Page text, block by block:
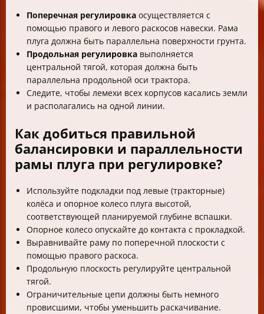
Поперечная регулировка осуществляется с
помощью правого и левого раскосов навески. Рама
плуга должна быть параллельна поверхности грунта.
Продольная регулировка выполняется
центральной тягой, которая должна быть
параллельна продольной оси трактора.
Следите, чтобы лемехи всех корпусов касались земли
и располагались на одной линии.
Как добиться правильной
балансировки и параллельности
рамы плуга при регулировке?
Используйте подкладки под левые (тракторные)
колёса и опорное колесо плуга высотой,
соответствующей планируемой глубине вспашки.
Опорное колесо опускайте до контакта с прокладкой.
Выравнивайте раму по поперечной плоскости с
помощью правого раскоса.
Продольную плоскость регулируйте центральной
тягой.
Ограничительные цепи должны быть немного
провисшими, чтобы уменьшить раскачивание.